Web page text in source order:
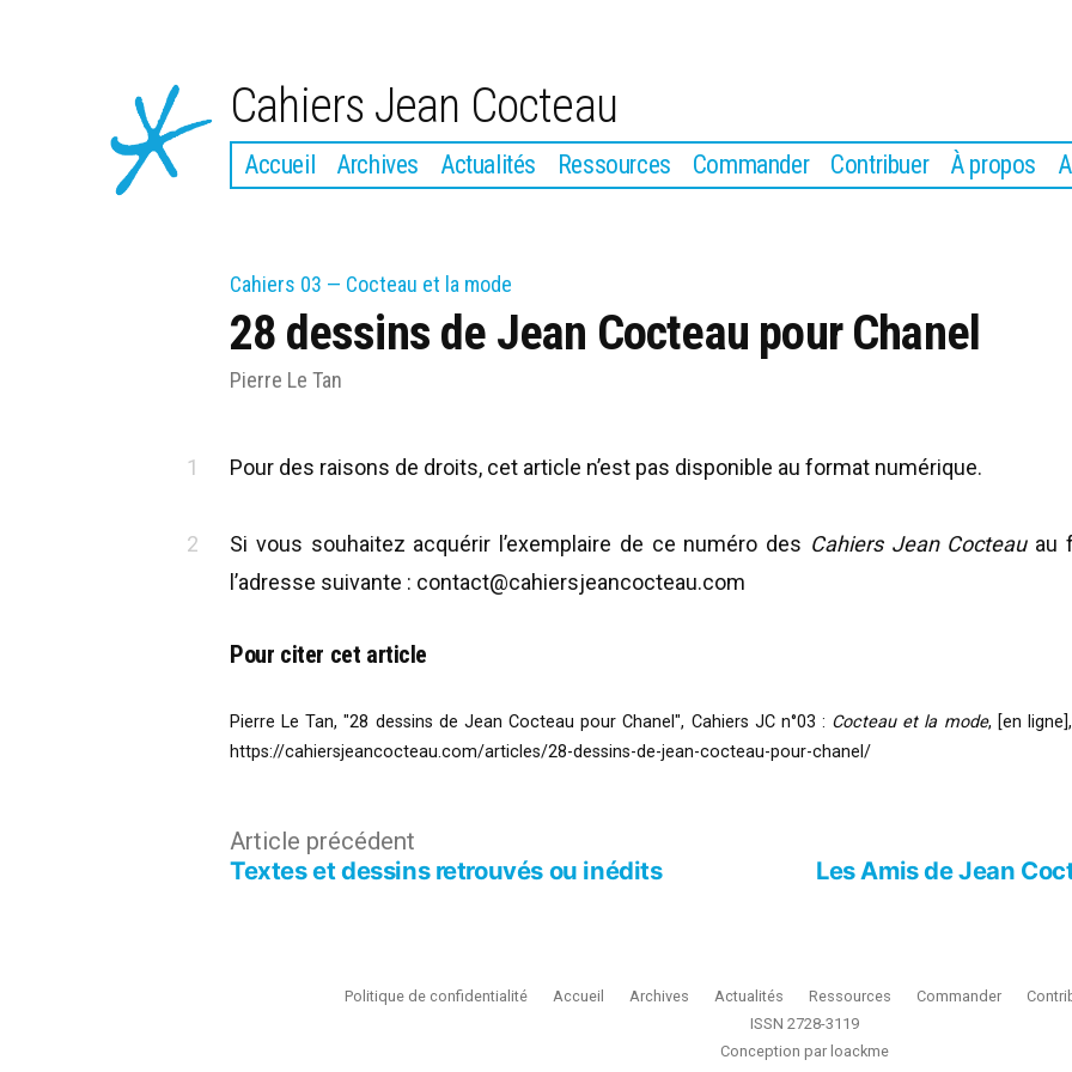
contenu
Cahiers Jean Cocteau
Accueil Archives Actualités Ressources Commander Contribuer À propos
Cahiers 03 — Cocteau et la mode
28 dessins de Jean Cocteau pour Chanel
Pierre Le Tan
Pour des raisons de droits, cet article n’est pas disponible au format numérique.
Si vous souhaitez acquérir l’exemplaire de ce numéro des Cahiers Jean Cocteauau
l’adresse suivante : contact@cahiersjeancocteau.com
Pour citer cet article
Pierre Le Tan, "28 dessins de Jean Cocteau pour Chanel", Cahiers JC n°03 : Cocteau et la mode, [en
https://cahiersjeancocteau.com/articles/28-dessins-de-jean-cocteau-pour-chanel/
Navigation
Les Amis de Jean
Article précédent
précédent :
Textes et dessins retrouvés ou inédits
Politique de confidentialité Accueil Archives Actualités Ressources Commander
ISSN 2728-3119
Conception par loackme